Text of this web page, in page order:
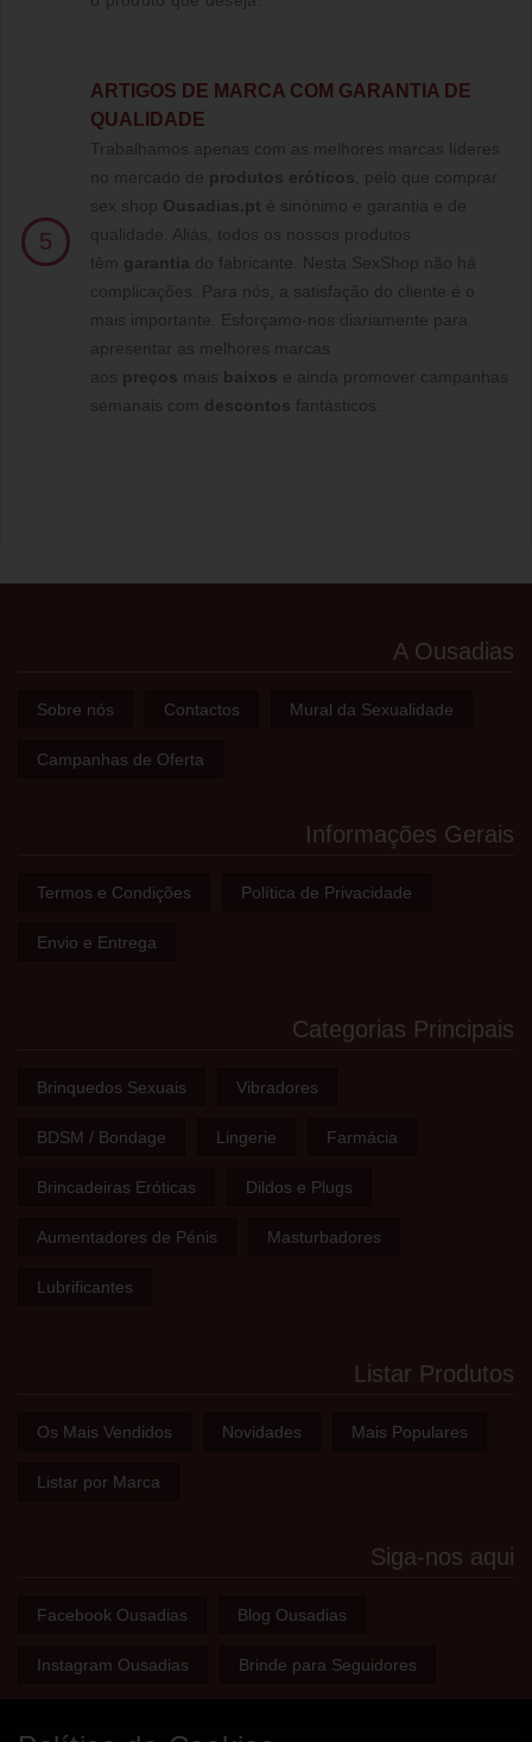
5
ARTIGOS DE MARCA COM GARANTIA DE
QUALIDADE
Trabalhamos apenas com as melhores marcas líderes
no mercado de produtos eróticos , pelo que comprar
sex shop Ousadias.pt é sinónimo e garantia e de
qualidade. Aliás, todos os nossos produtos
têm garantia do fabricante. Nesta SexShop não há
complicações. Para nós, a satisfação do cliente é o
mais importante. Esforçamo-nos diariamente para
apresentar as melhores marcas
aos preços mais baixos e ainda promover campanhas
semanais com descontos fantásticos.
A Ousadias
Sobre nós Contactos Mural da Sexualidade
Campanhas de Oferta
Informações Gerais
Termos e Condições Política de Privacidade
Envio e Entrega
Categorias Principais
Brinquedos Sexuais Vibradores
BDSM / Bondage Lingerie Farmácia
Brincadeiras Eróticas Dildos e Plugs
Aumentadores de Pénis Masturbadores
Lubrificantes
Listar Produtos
Os Mais Vendidos Novidades Mais Populares
Listar por Marca
Siga-nos aqui
Facebook Ousadias Blog Ousadias
Instagram Ousadias Brinde para Seguidores